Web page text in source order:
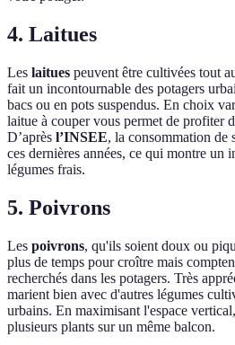
4. Laitues
Les laitues peuvent être cultivées tout
fait un incontournable des potagers
bacs ou en pots suspendus. En choix
laitue à couper vous permet de profiter
D’après l’INSEE, la consommation de
ces dernières années, ce qui montre un
légumes frais.
5. Poivrons
Les poivrons, qu'ils soient doux ou
plus de temps pour croître mais
recherchés dans les potagers. Très
marient bien avec d'autres légumes
urbains. En maximisant l'espace
plusieurs plants sur un même balcon.